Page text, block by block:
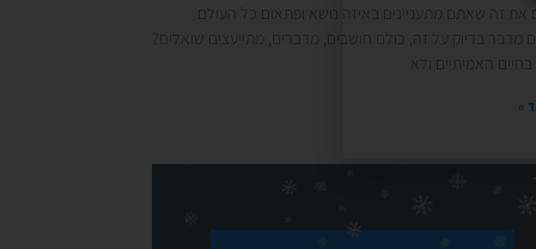
את זה שאתם מתעניינים באיזה נושא ופתאום כל העולם
מדבר בדיוק על זה, כולם חושבים, מדברים, מתייעצים שואלים?
בחיים האמיתיים ולא
»